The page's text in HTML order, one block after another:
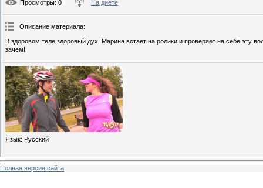
Просмотры: 0 На диете
Описание материала:
В здоровом теле здоровый дух. Марина встает на ролики и проверяет на себе эту
зачем!
Язык: Русский
Полная версия сайта